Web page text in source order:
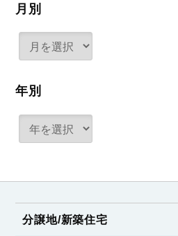
月別
年別
分譲地/新築住宅